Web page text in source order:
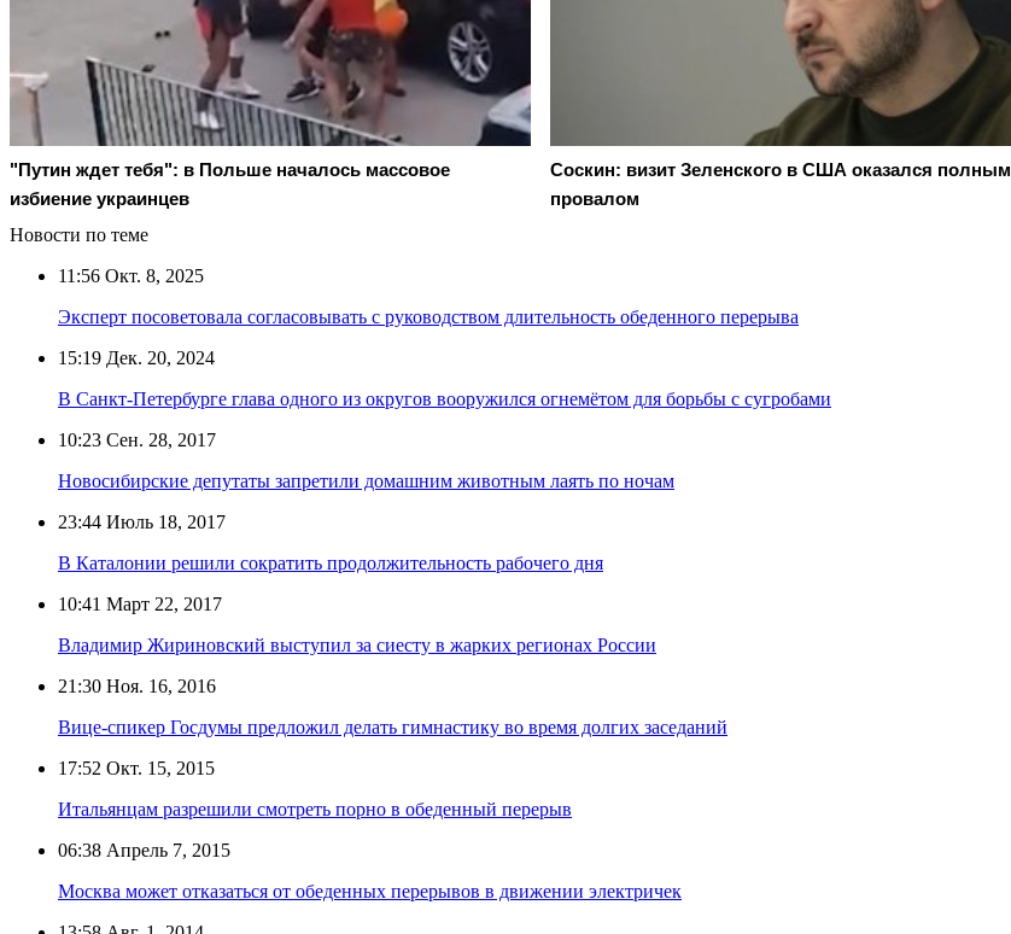
"Путин ждет тебя": в Польше началось массовое
избиение украинцев
Соскин: визит Зеленского в США оказался полным
провалом
Новости по теме
11:56 Окт. 8, 2025
Эксперт посоветовала согласовывать с руководством длительность обеденного перерыва
15:19 Дек. 20, 2024
В Санкт-Петербурге глава одного из округов вооружился огнемётом для борьбы с сугробами
10:23 Сен. 28, 2017
Новосибирские депутаты запретили домашним животным лаять по ночам
23:44 Июль 18, 2017
В Каталонии решили сократить продолжительность рабочего дня
10:41 Март 22, 2017
Владимир Жириновский выступил за сиесту в жарких регионах России
21:30 Ноя. 16, 2016
Вице-спикер Госдумы предложил делать гимнастику во время долгих заседаний
17:52 Окт. 15, 2015
Итальянцам разрешили смотреть порно в обеденный перерыв
06:38 Апрель 7, 2015
Москва может отказаться от обеденных перерывов в движении электричек